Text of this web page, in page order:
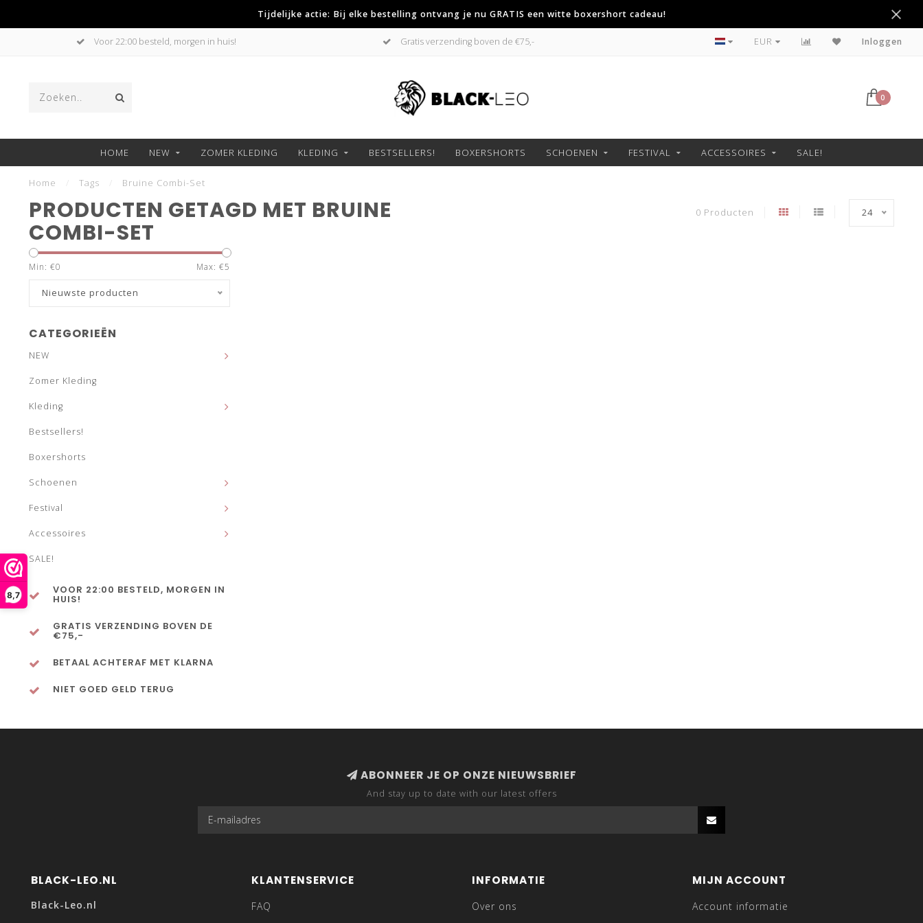
8,7
Tijdelijke actie: Bij elke bestelling ontvang je nu GRATIS een witte boxershort cadeau!
Voor 22:00 besteld, morgen in huis! Gratis verzending boven de €75,- Betaal achteraf met Klarna
EUR Inloggen
0
HOME NEW ZOMER KLEDING KLEDING BESTSELLERS! BOXERSHORTS SCHOENEN FESTIVAL ACCESSOIRES SALE!
Home Tags Bruine Combi-Set
PRODUCTEN GETAGD MET BRUINE
COMBI-SET
0 Producten 24
Min: €0 Max: €5
Nieuwste producten
CATEGORIEËN
NEW
Zomer Kleding
Kleding
Bestsellers!
Boxershorts
Schoenen
Festival
Accessoires
SALE!
VOOR 22:00 BESTELD, MORGEN IN
HUIS!
GRATIS VERZENDING BOVEN DE
€75,-
BETAAL ACHTERAF MET KLARNA
NIET GOED GELD TERUG
ABONNEER JE OP ONZE NIEUWSBRIEF
And stay up to date with our latest offers
BLACK-LEO.NL
Black-Leo.nl
KLANTENSERVICE
FAQ
INFORMATIE
Over ons
MIJN ACCOUNT
Account informatie